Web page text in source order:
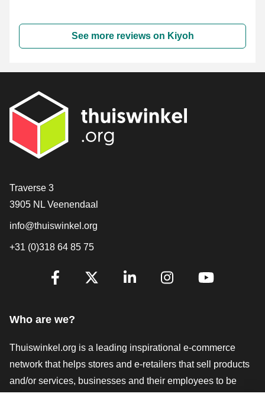
See more reviews on Kiyoh
Contact
Traverse 3
3905 NL Veenendaal
info@thuiswinkel.org
+31 (0)318 64 85 75
Are you already following us?
Who are we?
Thuiswinkel.org is a leading inspirational e-commerce
network that helps stores and e-retailers that sell products
and/or services, businesses and their employees to be